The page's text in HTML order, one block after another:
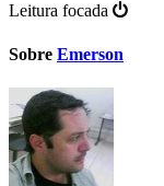
Leitura focada
Sobre Emerson